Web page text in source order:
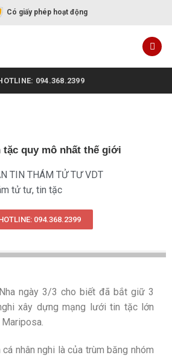
Có giấy phép hoạt động
094.368.2399
quy mô nhất thế giới
TIN THÁM TỬ TƯ VDT
tử tư, tin tặc
094.368.2399
ngày 3/3 cho biết đã bắt giữ 3
xây dựng mạng lưới tin tặc lớn
nhân nghi là của trùm băng nhóm